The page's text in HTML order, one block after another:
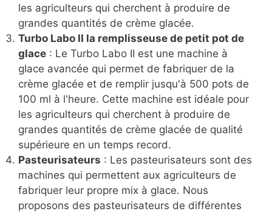
les agriculteurs qui cherchent à produire de
grandes quantités de crème glacée.
Turbo Labo II la remplisseuse de petit pot de
glace : Le Turbo Labo II est une machine à
glace avancée qui permet de fabriquer de la
crème glacée et de remplir jusqu'à 500 pots de
100 ml à l'heure. Cette machine est idéale pour
les agriculteurs qui cherchent à produire de
grandes quantités de crème glacée de qualité
supérieure en un temps record.
Pasteurisateurs : Les pasteurisateurs sont des
machines qui permettent aux agriculteurs de
fabriquer leur propre mix à glace. Nous
proposons des pasteurisateurs de différentes